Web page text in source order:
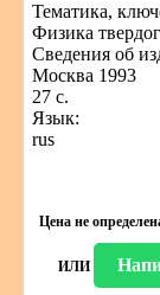
Тематика,
Физика
Сведения об
Москва 1993
27 с.
Язык:
rus
Цена не
ИЛИ